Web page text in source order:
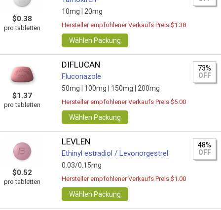
$0.38
pro tabletten
10mg | 20mg
Hersteller empfohlener Verkaufs Preis $1.38
Wählen Packung
$1.37
pro tabletten
DIFLUCAN
Fluconazole
50mg | 100mg | 150mg | 200mg
73%
OFF
Hersteller empfohlener Verkaufs Preis $5.00
Wählen Packung
$0.52
pro tabletten
LEVLEN
Ethinyl estradiol / Levonorgestrel
0.03/0.15mg
48%
OFF
Hersteller empfohlener Verkaufs Preis $1.00
Wählen Packung